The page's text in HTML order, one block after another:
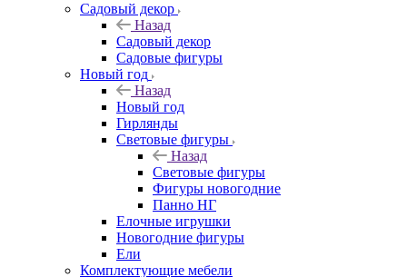
Садовый декор
Назад
Садовый декор
Садовые фигуры
Новый год
Назад
Новый год
Гирлянды
Световые фигуры
Назад
Световые фигуры
Фигуры новогодние
Панно НГ
Елочные игрушки
Новогодние фигуры
Ели
Комплектующие мебели